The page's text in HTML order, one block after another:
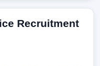
Recruitment